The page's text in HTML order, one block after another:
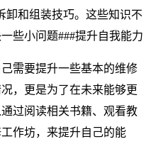
卸和组装技巧。这些知识不
些小问题###提升自我能力
需要提升一些基本的维修
，更是为了在未来能够更
过阅读相关书籍、观看教
作坊，来提升自己的能